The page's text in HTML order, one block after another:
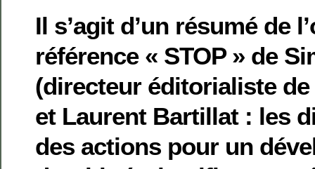
Il s’agit d’un résumé de
référence « STOP » de
(directeur éditorialiste
et Laurent Bartillat : les
des actions pour un